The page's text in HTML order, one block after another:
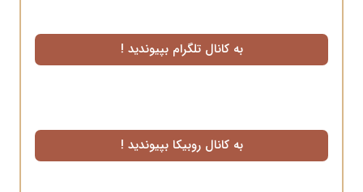
به کانال تلگرام بپیوندید !
به کانال روبیکا بپیوندید !